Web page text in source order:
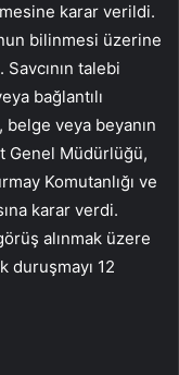
karar verildi.
bilinmesi üzerine
talebi
bağlantılı
veya beyanın
Genel Müdürlüğü,
Komutanlığı ve
karar verdi.
alınmak üzere
duruşmayı 12